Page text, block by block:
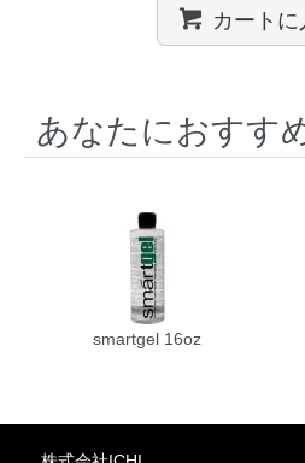
カート
あなたにおすす
smartgel 16oz